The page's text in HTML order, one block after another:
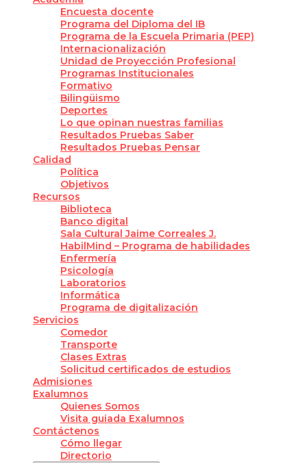
Encuesta docente
Programa del Diploma del IB
Programa de la Escuela Primaria (PEP)
Internacionalización
Unidad de Proyección Profesional
Programas Institucionales
Formativo
Bilingüismo
Deportes
Lo que opinan nuestras familias
Resultados Pruebas Saber
Resultados Pruebas Pensar
Calidad
Política
Objetivos
Recursos
Biblioteca
Banco digital
Sala Cultural Jaime Correales J.
HabilMind – Programa de habilidades
Enfermería
Psicología
Laboratorios
Informática
Programa de digitalización
Servicios
Comedor
Transporte
Clases Extras
Solicitud certificados de estudios
Admisiones
Exalumnos
Quienes Somos
Visita guiada Exalumnos
Contáctenos
Cómo llegar
Directorio